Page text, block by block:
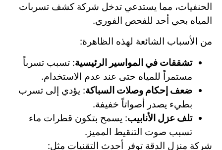
الحنفيات، مما يستدعي تدخل شركة كشف تسربات
المياه بحي أحد للفحص الفوري.
من الأسباب الشائعة لهذه الظاهرة:
تشققات في المواسير الرئيسية: تسبب تسرباً
مستمراً للمياه حتى عند عدم الاستخدام.
ضعف إحكام وصلات السباكة: يؤدي إلى تسرب
بطيء يصدر أصواتاً خفيفة.
تلف عزل الأنابيب: يسمح بتكون قطرات ماء
تسبب صوت التنقيط المميز.
شركة منزل الدقة توفر أحدث التقنيات مثل: